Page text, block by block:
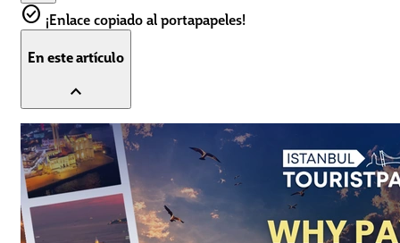
check_circle ¡Enlace copiado al portapapeles!
En este artículo
expand_less